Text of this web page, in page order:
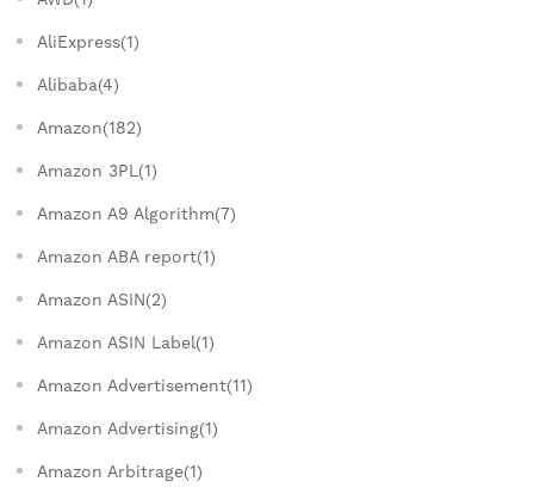
AliExpress(1)
Alibaba(4)
Amazon(182)
Amazon 3PL(1)
Amazon A9 Algorithm(7)
Amazon ABA report(1)
Amazon ASIN(2)
Amazon ASIN Label(1)
Amazon Advertisement(11)
Amazon Advertising(1)
Amazon Arbitrage(1)